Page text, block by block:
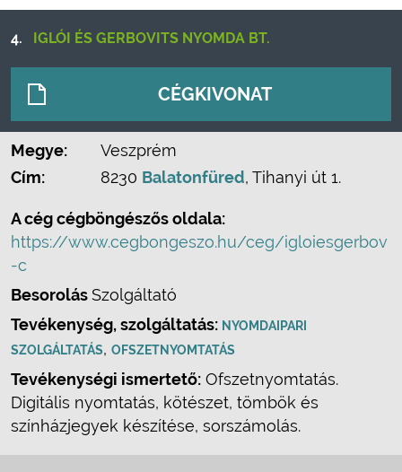
4. IGLÓI ÉS GERBOVITS NYOMDA BT.
CÉGKIVONAT
Megye:
Veszprém
Cím:
8230 Balatonfüred, Tihanyi út 1.
A cég cégböngészős oldala:
https://www.cegbongeszo.hu/ceg/igloiesgerbov
-c
BesorolásSzolgáltató
Tevékenység, szolgáltatás: NYOMDAIPARI
SZOLGÁLTATÁS, OFSZETNYOMTATÁS
Tevékenységi ismertető: Ofszetnyomtatás.
Digitális nyomtatás, kötészet, tömbök és
színházjegyek készítése, sorszámolás.